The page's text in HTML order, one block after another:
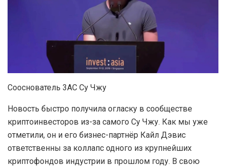
Сооснователь 3AC Су Чжу
Новость быстро получила огласку в сообществе
криптоинвесторов из-за самого Су Чжу. Как мы уже
отметили, он и его бизнес-партнёр Кайл Дэвис
ответственны за коллапс одного из крупнейших
криптофондов индустрии в прошлом году. В свою